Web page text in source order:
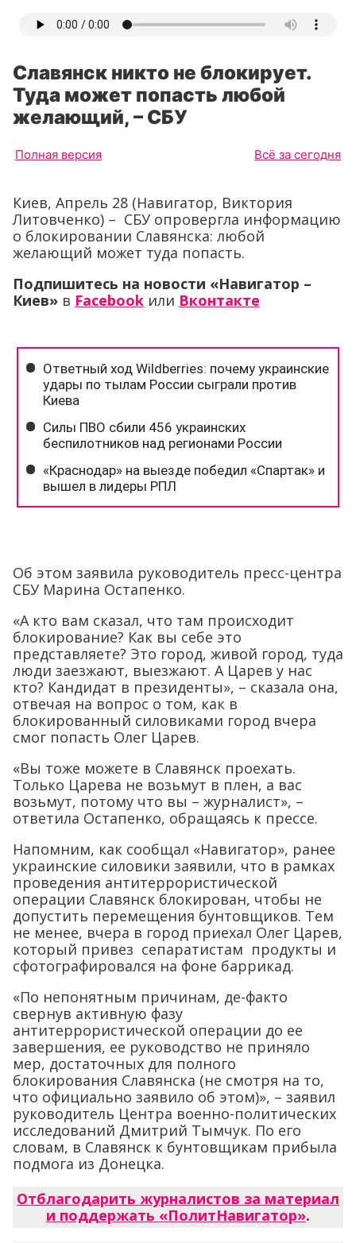
Славянск никто не блокирует.
Туда может попасть любой
желающий, – СБУ
Полная версия Всё за сегодня
Киев, Апрель 28 (Навигатор, Виктория
Литовченко) – СБУ опровергла информацию
о блокировании Славянска: любой
желающий может туда попасть.
Подпишитесь на новости «Навигатор –
Киев» в Facebook или Вконтакте
Об этом заявила руководитель пресс-центра
СБУ Марина Остапенко.
«А кто вам сказал, что там происходит
блокирование? Как вы себе это
представляете? Это город, живой город, туда
люди заезжают, выезжают. А Царев у нас
кто? Кандидат в президенты», – сказала она,
отвечая на вопрос о том, как в
блокированный силовиками город вчера
смог попасть Олег Царев.
«Вы тоже можете в Славянск проехать.
Только Царева не возьмут в плен, а вас
возьмут, потому что вы – журналист», –
ответила Остапенко, обращаясь к прессе.
Напомним, как сообщал «Навигатор», ранее
украинские силовики заявили, что в рамках
проведения антитеррористической
операции Славянск блокирован, чтобы не
допустить перемещения бунтовщиков. Тем
не менее, вчера в город приехал Олег Царев,
который привез сепаратистам продукты и
сфотографировался на фоне баррикад.
«По непонятным причинам, де-факто
свернув активную фазу
антитеррористической операции до ее
завершения, ее руководство не приняло
мер, достаточных для полного
блокирования Славянска (не смотря на то,
что официально заявило об этом)», – заявил
руководитель Центра военно-политических
исследований Дмитрий Тымчук. По его
словам, в Славянск к бунтовщикам прибыла
подмога из Донецка.
Отблагодарить журналистов за материал
и поддержать «ПолитНавигатор».